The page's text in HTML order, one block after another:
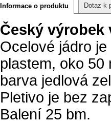
Informace o produktu Dotaz k
Český výrobek
Ocelové jádro
plastem, oko 50
barva jedlová
Pletivo je bez
Balení 25 bm.